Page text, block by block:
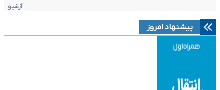
آرشیو
پیشنهاد امروز